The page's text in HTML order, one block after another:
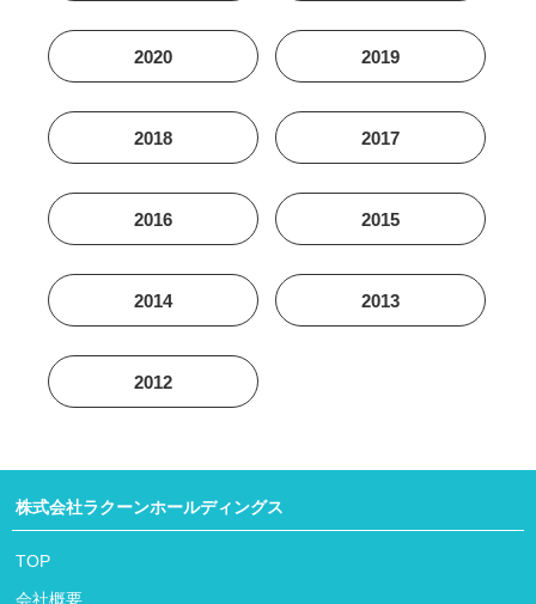
2020 2019
2018 2017
2016 2015
2014 2013
2012
株式会社ラクーンホールディングス
TOP
会社概要